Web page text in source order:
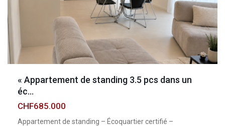
« Appartement de standing 3.5 pcs dans un
éc...
CHF685.000
Appartement de standing – Écoquartier certifié –